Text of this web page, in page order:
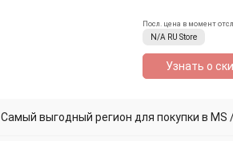
Посл. цена в момент
N/A RU Store
Узнать о
Самый выгодный регион для покупки в